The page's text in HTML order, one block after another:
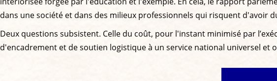
dans une société et dans des milieux professionnels qui risquent d'avoir
Deux questions subsistent. Celle du coût, pour l'instant minimisé par
d'encadrement et de soutien logistique à un service national universel